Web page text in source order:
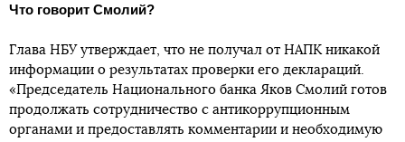
Что говорит Смолий?
Глава НБУ утверждает, что не получал от НАПК никакой
информации о результатах проверки его деклараций.
«Председатель Национального банка Яков Смолий готов
продолжать сотрудничество с антикоррупционным
органами и предоставлять комментарии и необходимую